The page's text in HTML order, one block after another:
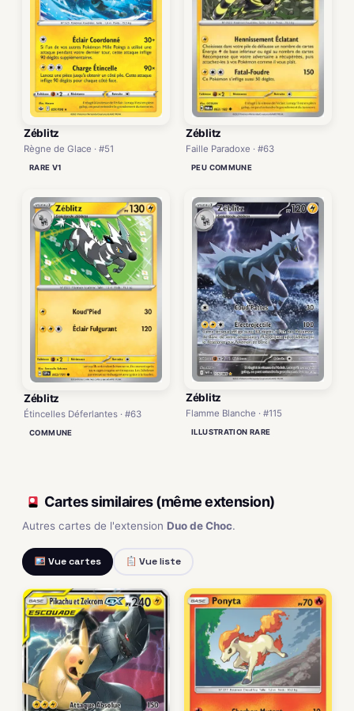
Zéblitz
Règne de Glace · #51
RARE V1
Zéblitz
Faille Paradoxe · #63
PEU COMMUNE
Zéblitz
Étincelles Déferlantes · #63
COMMUNE
Zéblitz
Flamme Blanche · #115
ILLUSTRATION RARE
Cartes similaires (même extension)
Autres cartes de l'extension Duo de Choc.
Vue cartes Vue liste